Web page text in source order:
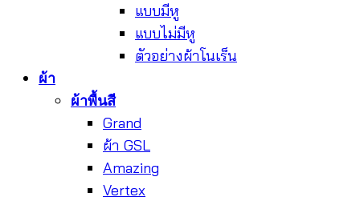
แบบมีหู
แบบไม่มีหู
ตัวอย่างผ้าโนเร็น
ผ้า
ผ้าพื้นสี
Grand
ผ้า GSL
Amazing
Vertex